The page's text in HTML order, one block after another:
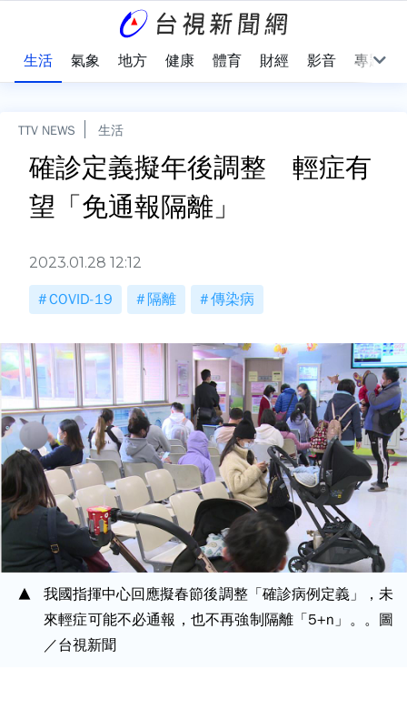
生活 氣象 地方 健康 體育 財經 影音 專題
TTV NEWS 生活
確診定義擬年後調整 輕症有
望「免通報隔離」
2023.01.28 12:12
COVID-19 隔離 傳染病
我國指揮中心回應擬春節後調整「確診病例定義」，未
來輕症可能不必通報，也不再強制隔離「5+n」。。圖
／台視新聞